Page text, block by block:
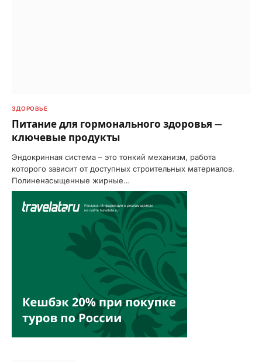
ЗДОРОВЬЕ
Питание для гормонального здоровья —
ключевые продукты
Эндокринная система – это тонкий механизм, работа
которого зависит от доступных строительных материалов.
Полиненасыщенные жирные…